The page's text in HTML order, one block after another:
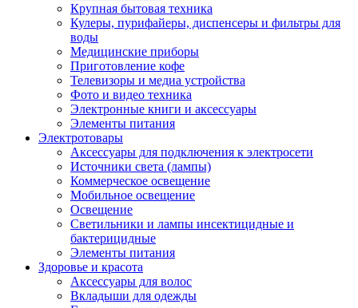
Крупная бытовая техника
Кулеры, пурифайеры, диспенсеры и фильтры для
воды
Медицинские приборы
Приготовление кофе
Телевизоры и медиа устройства
Фото и видео техника
Электронные книги и аксессуары
Элементы питания
Электротовары
Аксессуары для подключения к электросети
Источники света (лампы)
Коммерческое освещение
Мобильное освещение
Освещение
Светильники и лампы инсектицидные и
бактерицидные
Элементы питания
Здоровье и красота
Аксессуары для волос
Вкладыши для одежды